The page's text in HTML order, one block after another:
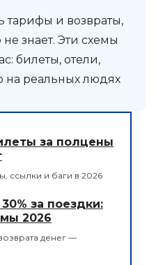
тарифы и возвраты,
знает. Эти схемы
билеты, отели,
реальных людях
за полцены
ссылки и баги в 2026
за поездки:
2026
денег —